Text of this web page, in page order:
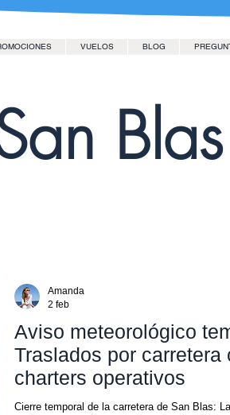
VUELOS BLOG
Blas
Aviso meteorológico
Traslados por
charters operativos
Cierre temporal de la carretera de San Blas:
Amanda
2 feb